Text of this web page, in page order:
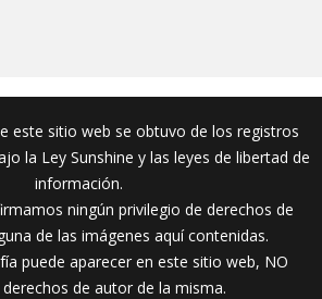
este sitio web se obtuvo de los registros
la Ley Sunshine y las leyes de libertad de
información.
ningún privilegio de derechos de
de las imágenes aquí contenidas.
puede aparecer en este sitio web, NO
de autor de la misma.